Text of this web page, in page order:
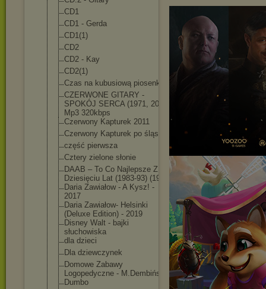
CD1
CD1 - Gerda
CD1(1)
CD2
CD2 - Kay
CD2(1)
Czas na kubusiową piosenkę
CZERWONE GITARY -
SPOKÓJ SERCA (1971, 2021)
Mp3 320kbps
Czerwony Kapturek 2011
Czerwony Kapturek po śląsku
część pierwsza
Cztery zielone słonie
DAAB – To Co Najlepsze Z
Dziesięciu Lat (1983-93) (1993)
Daria Zawiałow - A Kysz! -
2017
Daria Zawiałow- Helsinki
(Deluxe Edition) - 2019
Disney Walt - bajki
słuchowiska
dla dzieci
Dla dziewczynek
Domowe Zabawy
Logopedyczne - M.Dembińska
Dumbo